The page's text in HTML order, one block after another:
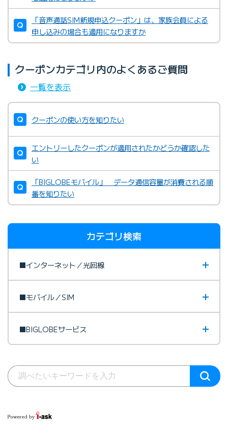
「音声通話SIM新規申込クーポン」は、家族会員による
申し込みの場合も適用になりますか
クーポンカテゴリ内のよくあるご質問
一覧を表示
クーポンの使い方を知りたい
エントリーしたクーポンが適用されたかどうか確認した
い
「BIGLOBEモバイル」 データ通信容量が消費される順
番を知りたい
カテゴリ検索
■インターネット／光回線
■モバイル／SIM
■BIGLOBEサービス